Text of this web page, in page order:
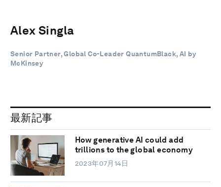
Alex Singla
Senior Partner, Global Co-Leader QuantumBlack, AI by
McKinsey
最新記事
How generative AI could add
trillions to the global economy
2023年07月14日